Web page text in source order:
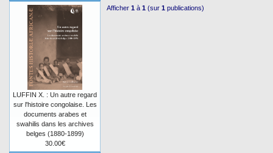
Afficher 1 à 1 (sur 1 publications)
LUFFIN X. : Un autre regard
sur l'histoire congolaise. Les
documents arabes et
swahilis dans les archives
belges (1880-1899)
30.00€